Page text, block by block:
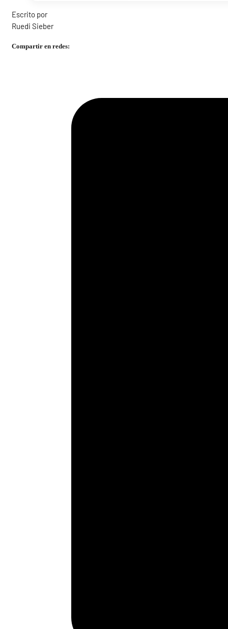
Escrito por
Ruedi Sieber
Compartir en redes: